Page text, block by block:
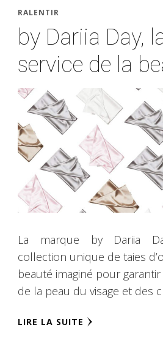
RALENTIR
by Dariia Day,
service de la
La marque by Dariia
collection unique de taies
beauté imaginé pour
de la peau du visage et des
LIRE LA SUITE